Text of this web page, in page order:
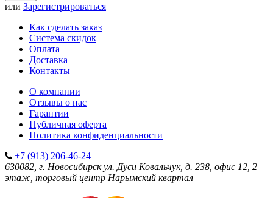
или Зарегистрироваться
Как сделать заказ
Система скидок
Оплата
Доставка
Контакты
О компании
Отзывы о нас
Гарантии
Публичная оферта
Политика конфиденциальности
+7 (913) 206-46-24
630082, г. Новосибирск ул. Дуси Ковальчук, д. 238, офис 12, 2
этаж, торговый центр Нарымский квартал